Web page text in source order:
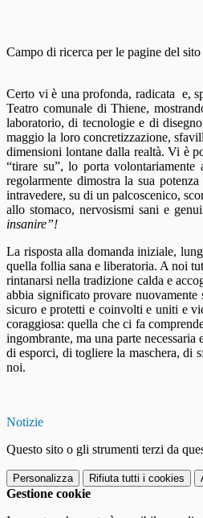
Campo di ricerca per le pagine del sito
Certo vi è una profonda, radicata e,
Teatro comunale di Thiene,
laboratorio, di tecnologie e di
maggio la loro concretizzazione,
dimensioni lontane dalla realtà. Vi è
“tirare su”, lo porta
regolarmente dimostra la sua
intravedere, su di un palcoscenico,
allo stomaco, nervosismi sani e
insanire”!
La risposta alla domanda iniziale,
quella follia sana e liberatoria. A noi
rintanarsi nella tradizione calda e
abbia significato provare nuovamente
sicuro e protetti e coinvolti e uniti e
coraggiosa: quella che ci fa
ingombrante, ma una parte
di esporci, di togliere la maschera, di
noi.
Notizie
Questo sito o gli strumenti terzi da
Personalizza Rifiuta tutti i cookies
Gestione cookie